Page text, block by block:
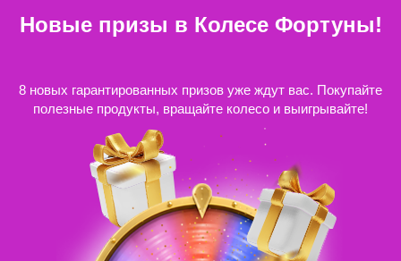
Новые призы в Колесе Фортуны!
8 новых гарантированных призов уже ждут вас. Покупайте
полезные продукты, вращайте колесо и выигрывайте!